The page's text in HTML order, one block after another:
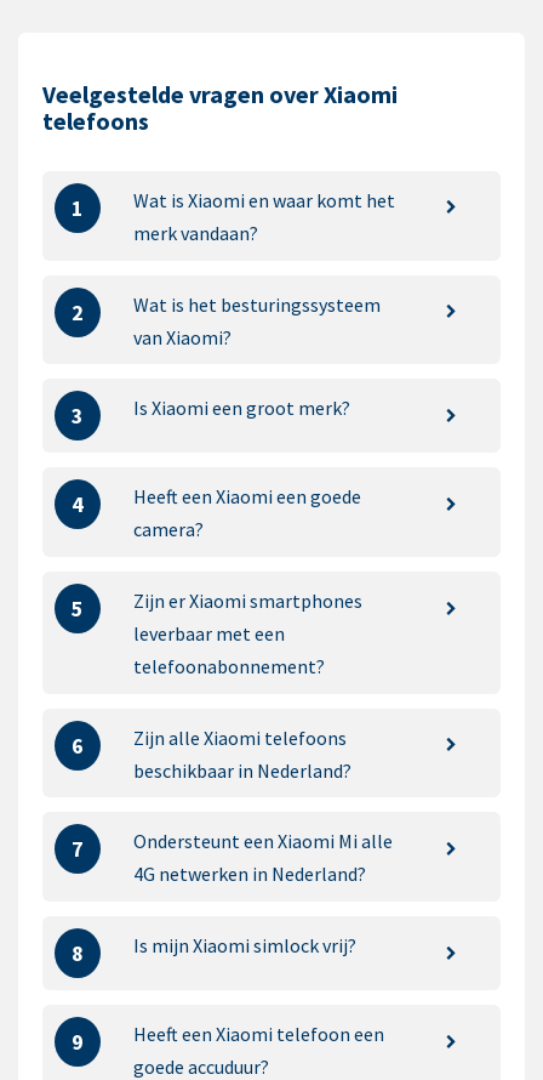
Veelgestelde vragen over Xiaomi
telefoons
1
Wat is Xiaomi en waar komt het
merk vandaan?
2
Wat is het besturingssysteem
van Xiaomi?
3 Is Xiaomi een groot merk?
4
Heeft een Xiaomi een goede
camera?
5
Zijn er Xiaomi smartphones
leverbaar met een
telefoonabonnement?
6
Zijn alle Xiaomi telefoons
beschikbaar in Nederland?
7
Ondersteunt een Xiaomi Mi alle
4G netwerken in Nederland?
8 Is mijn Xiaomi simlock vrij?
9
Heeft een Xiaomi telefoon een
goede accuduur?